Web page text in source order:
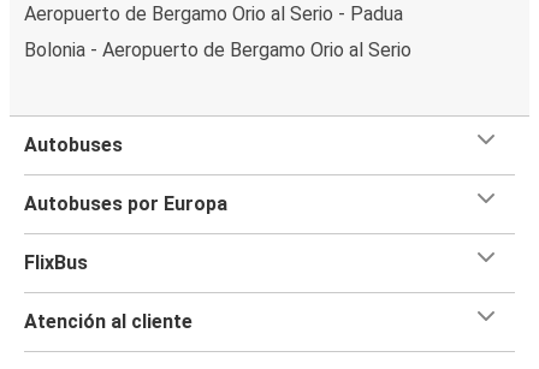
Aeropuerto de Bergamo Orio al Serio - Padua
Bolonia - Aeropuerto de Bergamo Orio al Serio
Autobuses
Autobuses por Europa
FlixBus
Atención al cliente